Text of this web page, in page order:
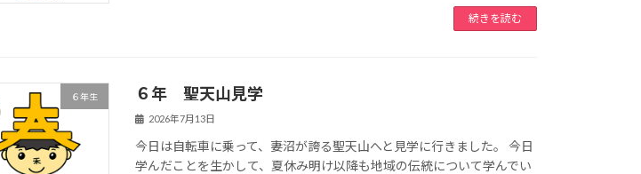
続きを読む
６年生 ６年 聖天山見学
2026年7月13日
今日は自転車に乗って、妻沼が誇る聖天山へと見学に行きました。 今日
学んだことを生かして、夏休み明け以降も地域の伝統について学んでい